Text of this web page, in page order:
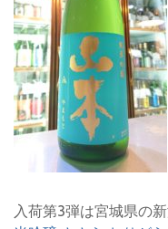
入荷第3弾は宮城県の